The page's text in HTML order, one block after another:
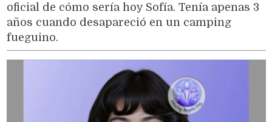
oficial de cómo sería hoy Sofía. Tenía apenas 3
años cuando desapareció en un camping
fueguino.